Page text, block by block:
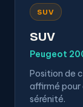
SUV
SUV
Peugeot
Position de
affirmé
sérénité.